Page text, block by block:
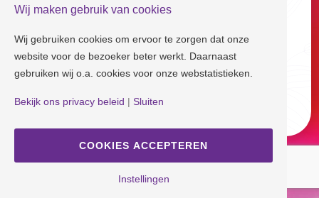
Check our socials and stay tuned!
Wij maken gebruik van cookies
Wij gebruiken cookies om ervoor te zorgen dat onze
website voor de bezoeker beter werkt. Daarnaast
gebruiken wij o.a. cookies voor onze webstatistieken.
Bekijk ons privacy beleid | Sluiten
COOKIES ACCEPTEREN
Instellingen